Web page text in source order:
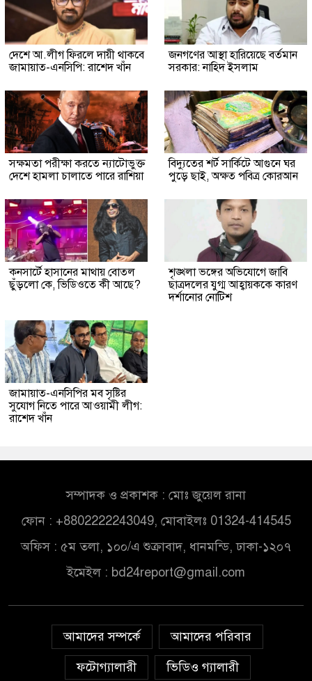
দেশে আ.লীগ ফিরলে দায়ী থাকবে
জামায়াত-এনসিপি: রাশেদ খাঁন
জনগণের আস্থা হারিয়েছে বর্তমান
সরকার: নাহিদ ইসলাম
সক্ষমতা পরীক্ষা করতে ন্যাটোভুক্ত
দেশে হামলা চালাতে পারে রাশিয়া
বিদ্যুতের শর্ট সার্কিটে আগুনে ঘর
পুড়ে ছাই, অক্ষত পবিত্র কোরআন
কনসার্টে হাসানের মাথায় বোতল
ছুঁড়লো কে, ভিডিওতে কী আছে?
শৃঙ্খলা ভঙ্গের অভিযোগে জাবি
ছাত্রদলের যুগ্ম আহ্বায়ককে কারণ
দর্শানোর নোটিশ
জামায়াত-এনসিপির মব সৃষ্টির
সুযোগ নিতে পারে আওয়ামী লীগ:
রাশেদ খাঁন
সম্পাদক ও প্রকাশক : মোঃ জুয়েল রানা
ফোন : +8802222243049, মোবাইলঃ 01324-414545
অফিস : ৫ম তলা, ১০০/এ শুক্রাবাদ, ধানমন্ডি, ঢাকা-১২০৭
ইমেইল : bd24report@gmail.com
আমাদের সম্পর্কে
আমাদের পরিবার
ফটোগ্যালারী
ভিডিও গ্যালারী